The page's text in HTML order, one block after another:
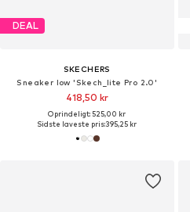
DEAL
SKECHERS
Sneaker low 'Skech_lite Pro 2.0'
418,50 kr
Oprindeligt: 525,00 kr
Sidste laveste pris:395,25 kr